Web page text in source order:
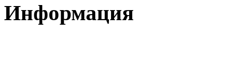
Информация